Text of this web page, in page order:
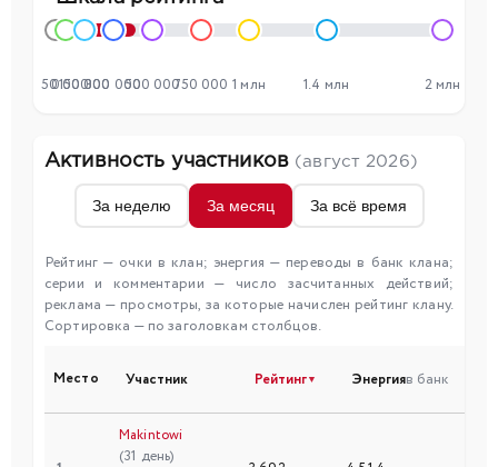
0
50 000
150 000300 000500 000750 000 1 млн 1.4 млн 2 млн
Активность участников (август 2026)
За неделю За месяц За всё время
Рейтинг — очки в клан; энергия — переводы в банк клана;
серии и комментарии — число засчитанных действий;
реклама — просмотры, за которые начислен рейтинг клану.
Сортировка — по заголовкам столбцов.
Место Участник Рейтинг▼ Энергияв банк
Makintowi
(31 день)